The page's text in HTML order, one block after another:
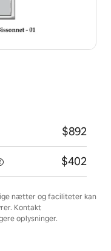
$892
$402
nætter og faciliteter kan
Kontakt
oplysninger.